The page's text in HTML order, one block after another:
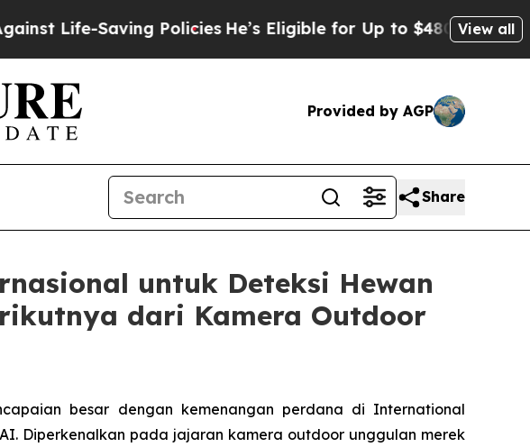
Saving PoliciesHe’s Eligible for Up to $480,000 After Being
View all
Provided by AGP
Share
untuk Deteksi Hewan
dari Kamera Outdoor
besar dengan kemenangan perdana di International
Diperkenalkan pada jajaran kamera outdoor unggulan merek